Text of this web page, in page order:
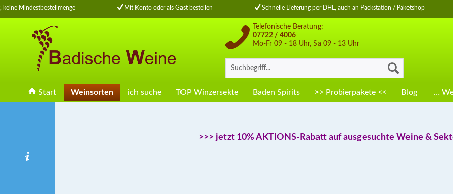
Mindestbestellmenge Mit Konto oder als Gast bestellen Schnelle Lieferung per DHL, auch an Packstation / Paketshop
Telefonische Beratung:
07722 / 4006
Mo-Fr 09 - 18 Uhr, Sa 09 - 13 Uhr
Start Weinsorten ich suche TOP Winzersekte Baden Spirits >> Probierpakete << Blog …
>>> jetzt 10% AKTIONS-Rabatt auf ausgesuchte Weine &